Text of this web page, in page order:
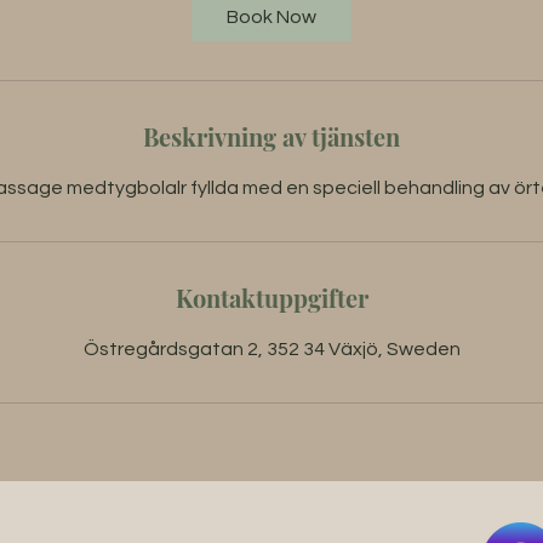
Book Now
Beskrivning av tjänsten
medtygbolalr fyllda med en speciell behandling av
Kontaktuppgifter
Östregårdsgatan 2, 352 34 Växjö, Sweden